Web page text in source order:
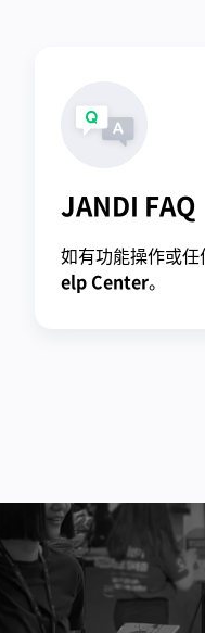
JANDI FAQ
如有功能操作或
elp Center。